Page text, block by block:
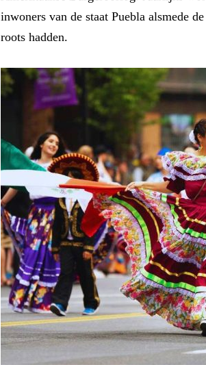
inwoners van de staat Puebla alsmede
roots hadden.